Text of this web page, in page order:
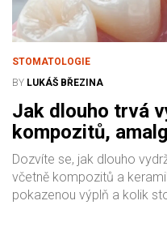
STOMATOLOGIE
BY LUKÁŠ BŘEZINA
Jak dlouho trvá
kompozitů,
Dozvíte se, jak dlouho
včetně kompozitů a
pokazenou výplň a kolik